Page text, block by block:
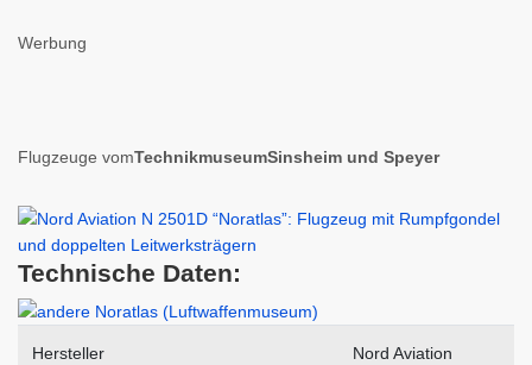
Werbung
Flugzeuge vomTechnikmuseumSinsheim und Speyer
Technische Daten:
Hersteller Nord Aviation